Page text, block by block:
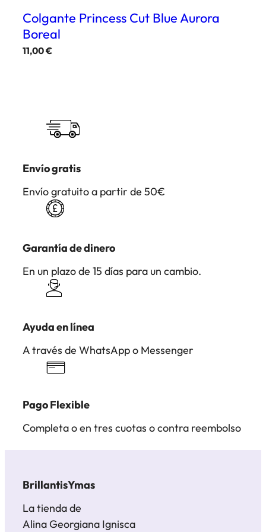
Colgante Princess Cut Blue Aurora
Boreal
11,00€
Envío gratis
Envío gratuito a partir de 50€
Garantía de dinero
En un plazo de 15 días para un cambio.
Ayuda en línea
A través de WhatsApp o Messenger
Pago Flexible
Completa o en tres cuotas o contra reembolso
BrillantisYmas
La tienda de
Alina Georgiana Ignisca